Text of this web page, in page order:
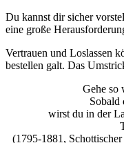
Du kannst dir sicher
eine große
Vertrauen und Loslassen
bestellen galt. Das
Gehe so
Sobald
wirst du in der
(1795-1881,